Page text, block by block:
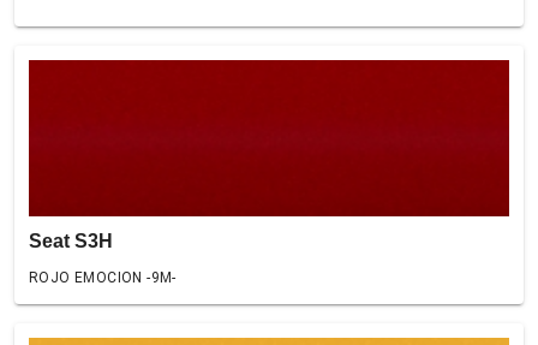
Seat S3H
ROJO EMOCION -9M-